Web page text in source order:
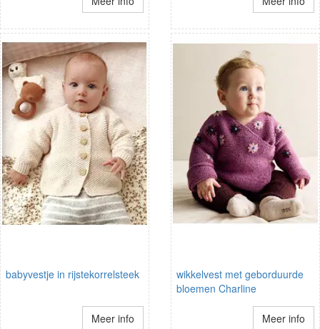
babyvestje in rijstekorrelsteek
Meer info
wikkelvest met geborduurde
bloemen Charline
Meer info